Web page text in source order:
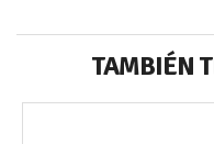
TAMBIÉN